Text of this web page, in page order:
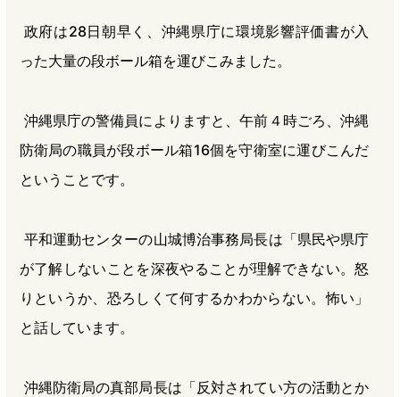
政府は28日朝早く、沖縄県庁に環境影響評価書が入
った大量の段ボール箱を運びこみました。
沖縄県庁の警備員によりますと、午前４時ごろ、沖縄
防衛局の職員が段ボール箱16個を守衛室に運びこんだ
ということです。
平和運動センターの山城博治事務局長は「県民や県庁
が了解しないことを深夜やることが理解できない。怒
りというか、恐ろしくて何するかわからない。怖い」
と話しています。
沖縄防衛局の真部局長は「反対されてい方の活動とか